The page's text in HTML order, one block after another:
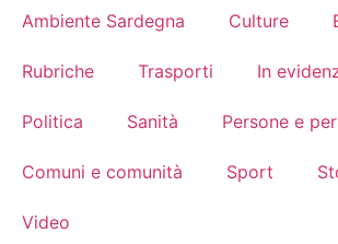
Ambiente Sardegna Culture
Rubriche Trasporti In
Politica Sanità Persone e
Comuni e comunità Sport
Video